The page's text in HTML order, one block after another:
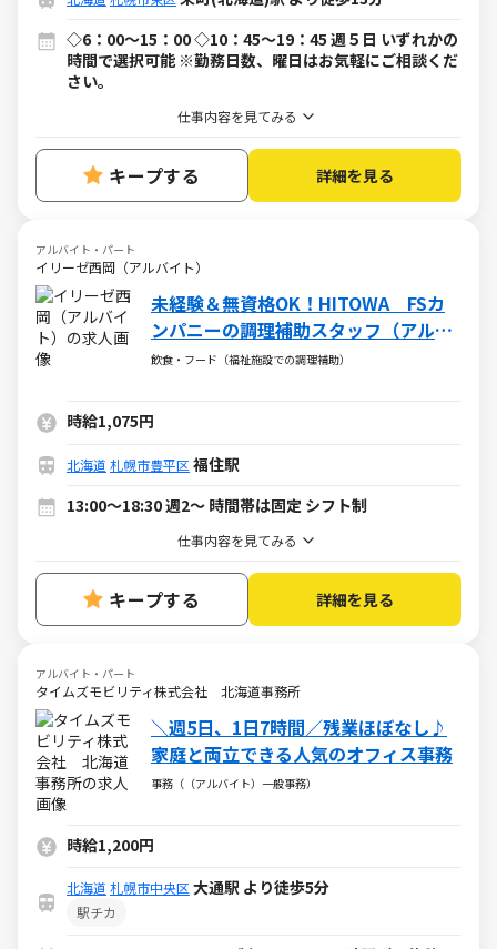
◇6：00～15：00 ◇10：45～19：45 週５日 いずれかの
時間で選択可能 ※勤務日数、曜日はお気軽にご相談くだ
さい。
仕事内容を見てみる
キープする 詳細を見る
アルバイト・パート
イリーゼ西岡（アルバイト）
未経験＆無資格OK！HITOWA FSカ
ンパニーの調理補助スタッフ（アルバ
イト・パート）求人
飲食・フード（福祉施設での調理補助）
時給1,075円
北海道 札幌市豊平区 福住駅
13:00～18:30 週2～ 時間帯は固定 シフト制
仕事内容を見てみる
キープする 詳細を見る
アルバイト・パート
タイムズモビリティ株式会社 北海道事務所
＼週5日、1日7時間／残業ほぼなし♪
家庭と両立できる人気のオフィス事務
事務（（アルバイト）一般事務）
時給1,200円
北海道 札幌市中央区 大通駅 より徒歩5分
駅チカ